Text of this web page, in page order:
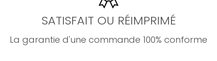
SATISFAIT OU RÉIMPRIMÉ
La garantie d'une commande 100% conforme